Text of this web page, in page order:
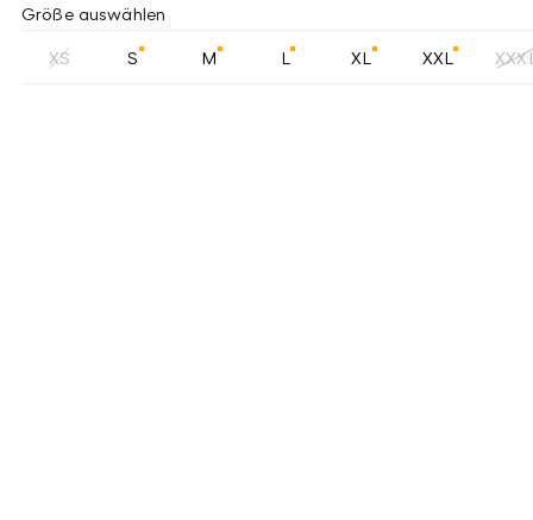
Größe auswählen
XS S M L XL XXL